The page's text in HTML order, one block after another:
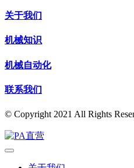
关于我们
机械知识
机械自动化
联系我们
© Copyright 2021 All Rights